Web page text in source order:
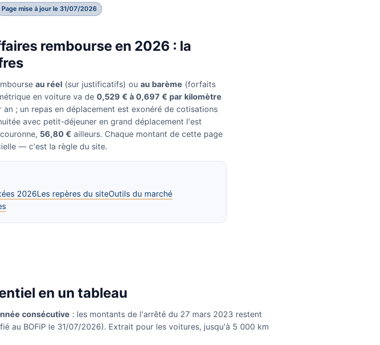
Page mise à jour le 31/07/2026
rembourse en 2026 : la
au réel (sur justificatifs) ou au barème (forfaits
en voiture va de 0,529 € à 0,697 € par kilomètre
; un repas en déplacement est exonéré de cotisations
avec petit-déjeuner en grand déplacement l'est
56,80 € ailleurs. Chaque montant de cette page
— c'est la règle du site.
2026Les repères du siteOutils du marché
en un tableau
consécutive : les montants de l'arrêté du 27 mars 2023 restent
au BOFiP le 31/07/2026). Extrait pour les voitures, jusqu'à 5 000 km